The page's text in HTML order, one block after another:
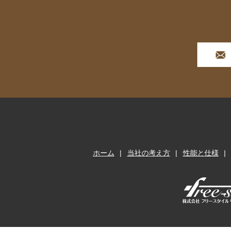
ホーム 当社の考え方 性能と仕様